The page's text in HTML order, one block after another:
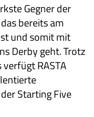
Gegner der
bereits am
und somit mit
Derby geht. Trotz
RASTA
Starting Five